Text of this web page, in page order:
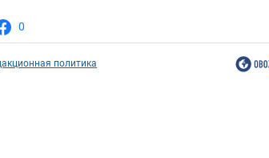
0
политика